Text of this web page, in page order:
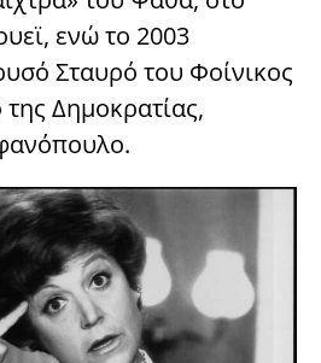
ενώ το 2003
Σταυρό του Φοίνικος
Δημοκρατίας,